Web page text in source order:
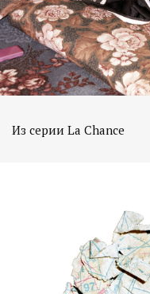
Из серии La Chance